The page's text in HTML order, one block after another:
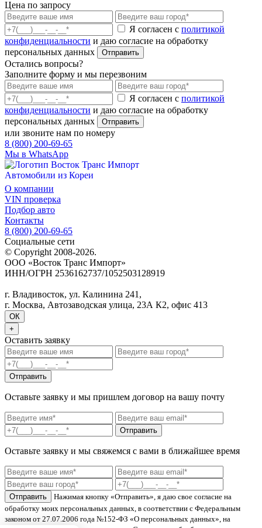
Цена по запросу
Я согласен с политикой
конфиденциальности и даю согласие на обработку
персональных данных
Отправить
Остались вопросы?
Заполните форму и мы перезвоним
Я согласен с политикой
конфиденциальности и даю согласие на обработку
персональных данных
Отправить
или звоните нам по номеру
8 (800) 200-69-65
Мы в WhatsApp
Автомобили из Кореи
О компании
VIN проверка
Подбор авто
Контакты
8 (800) 200-69-65
Социальные сети
© Copyright 2008-2026.
ООО «Восток Транс Импорт»
ИНН/ОГРН 2536162737/1052503128919
г. Владивосток, ул. Калинина 241,
г. Москва, Автозаводская улица, 23А К2, офис 413
ОК
+
Оставить заявку
Отправить
Оставьте заявку и мы пришлем договор на вашу почту
Отправить
Оставьте заявку и мы свяжемся с вами в ближайшее время
Отправить
Нажимая кнопку «Отправить», я даю свое согласие на
обработку моих персональных данных, в соответствии с Федеральным
законом от 27.07.2006 года №152-ФЗ «О персональных данных», на